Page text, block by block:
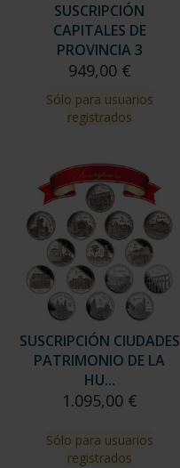
SUSCRIPCIÓN
CAPITALES DE
PROVINCIA 3
949,00 €
Sólo para usuarios
registrados
SUSCRIPCIÓN CIUDADES
PATRIMONIO DE LA
HU...
1.095,00 €
Sólo para usuarios
registrados